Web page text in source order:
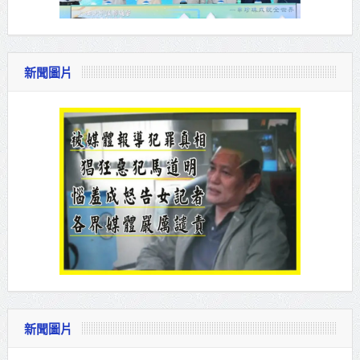
新聞圖片
新聞圖片